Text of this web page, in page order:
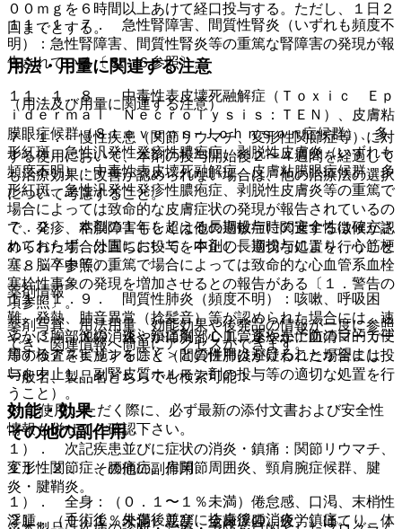
１１．１．７． 急性腎障害、間質性腎炎（いずれも頻度不
明）：急性腎障害、間質性腎炎等の重篤な腎障害の発現が報
告されている〔８．６参照〕。
１１．１．８． 中毒性表皮壊死融解症（Ｔｏｘｉｃ Ｅｐ
ｉｄｅｒｍａｌ Ｎｅｃｒｏｌｙｓｉｓ：ＴＥＮ）、皮膚粘
膜眼症候群（Ｓｔｅｖｅｎｓ−Ｊｏｈｎｓｏｎ症候群）、多
形紅斑、急性汎発性発疹性膿疱症、剥脱性皮膚炎（いずれも
頻度不明）：中毒性表皮壊死融解症、皮膚粘膜眼症候群、多
形紅斑、急性汎発性発疹性膿疱症、剥脱性皮膚炎等の重篤で
場合によっては致命的な皮膚症状の発現が報告されているの
で、発疹、粘膜障害もしくは他の過敏症に関連する徴候が認
められた場合は直ちに投与を中止し、適切な処置を行うこと
〔８．７参照〕。
１１．１．９． 間質性肺炎（頻度不明）：咳嗽、呼吸困
難、発熱、肺音異常（捻髪音）等が認められた場合には、速
やかに胸部Ｘ線、速やかに胸部ＣＴ、速やかに血清マーカー
等の検査を実施すること（間質性肺炎が疑われた場合には投
与を中止し、副腎皮質ホルモン剤の投与等の適切な処置を行
うこと）。
その他の副作用
１１．２． その他の副作用
１）． 全身：（０．１〜１％未満）倦怠感、口渇、末梢性
浮腫、（０．１％未満）悪寒、全身浮腫、疲労、ほてり、体
００ｍｇを６時間以上あけて経口投与する。ただし、１日２
回までとする。
用法・用量に関連する注意
（用法及び用量に関連する注意）
７．１． 慢性疾患（関節リウマチ、変形性関節症等）に対
する使用において、本剤の投与開始後２〜４週間を経過して
も治療効果に改善が認められない場合は、他の治療法の選択
について考慮すること。
７．２． 本剤の１年を超える長期投与時の安全性は確立さ
れておらず、外国において、本剤の長期投与により、心筋梗
塞、脳卒中等の重篤で場合によっては致命的な心血管系血栓
塞栓性事象の発現を増加させるとの報告がある〔１．警告の
項参照〕。
７．３． 他の消炎・鎮痛剤＜心血管系疾患予防の目的で使
用するアスピリンを除く＞との併用は避けることが望まし
い。
効能・効果
１）． 次記疾患並びに症状の消炎・鎮痛：関節リウマチ、
変形性関節症、腰痛症、肩関節周囲炎、頸肩腕症候群、腱
炎・腱鞘炎。
２）． 手術後、外傷後並びに抜歯後の消炎・鎮痛。
薬剤情報
薬剤写真、用法用量、効能効果や後発品の情報が一度に参照
でき、関連情報へ簡単にアクセスができます。
一般名、製品名どちらでも検索可能！
※ ご使用いただく際に、必ず最新の添付文書および安全性
情報も併せてご確認下さい。